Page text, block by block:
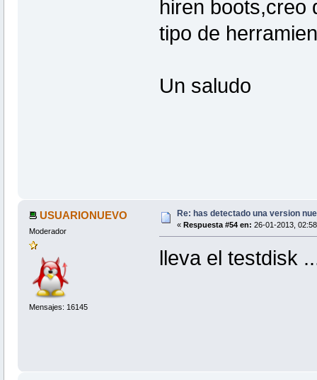
hiren boots,creo
tipo de
Un saludo
USUARIONUEVO
Moderador
Mensajes: 16145
Re: has detectado una version
« Respuesta #54 en: 26-01-2013,
lleva el testdisk